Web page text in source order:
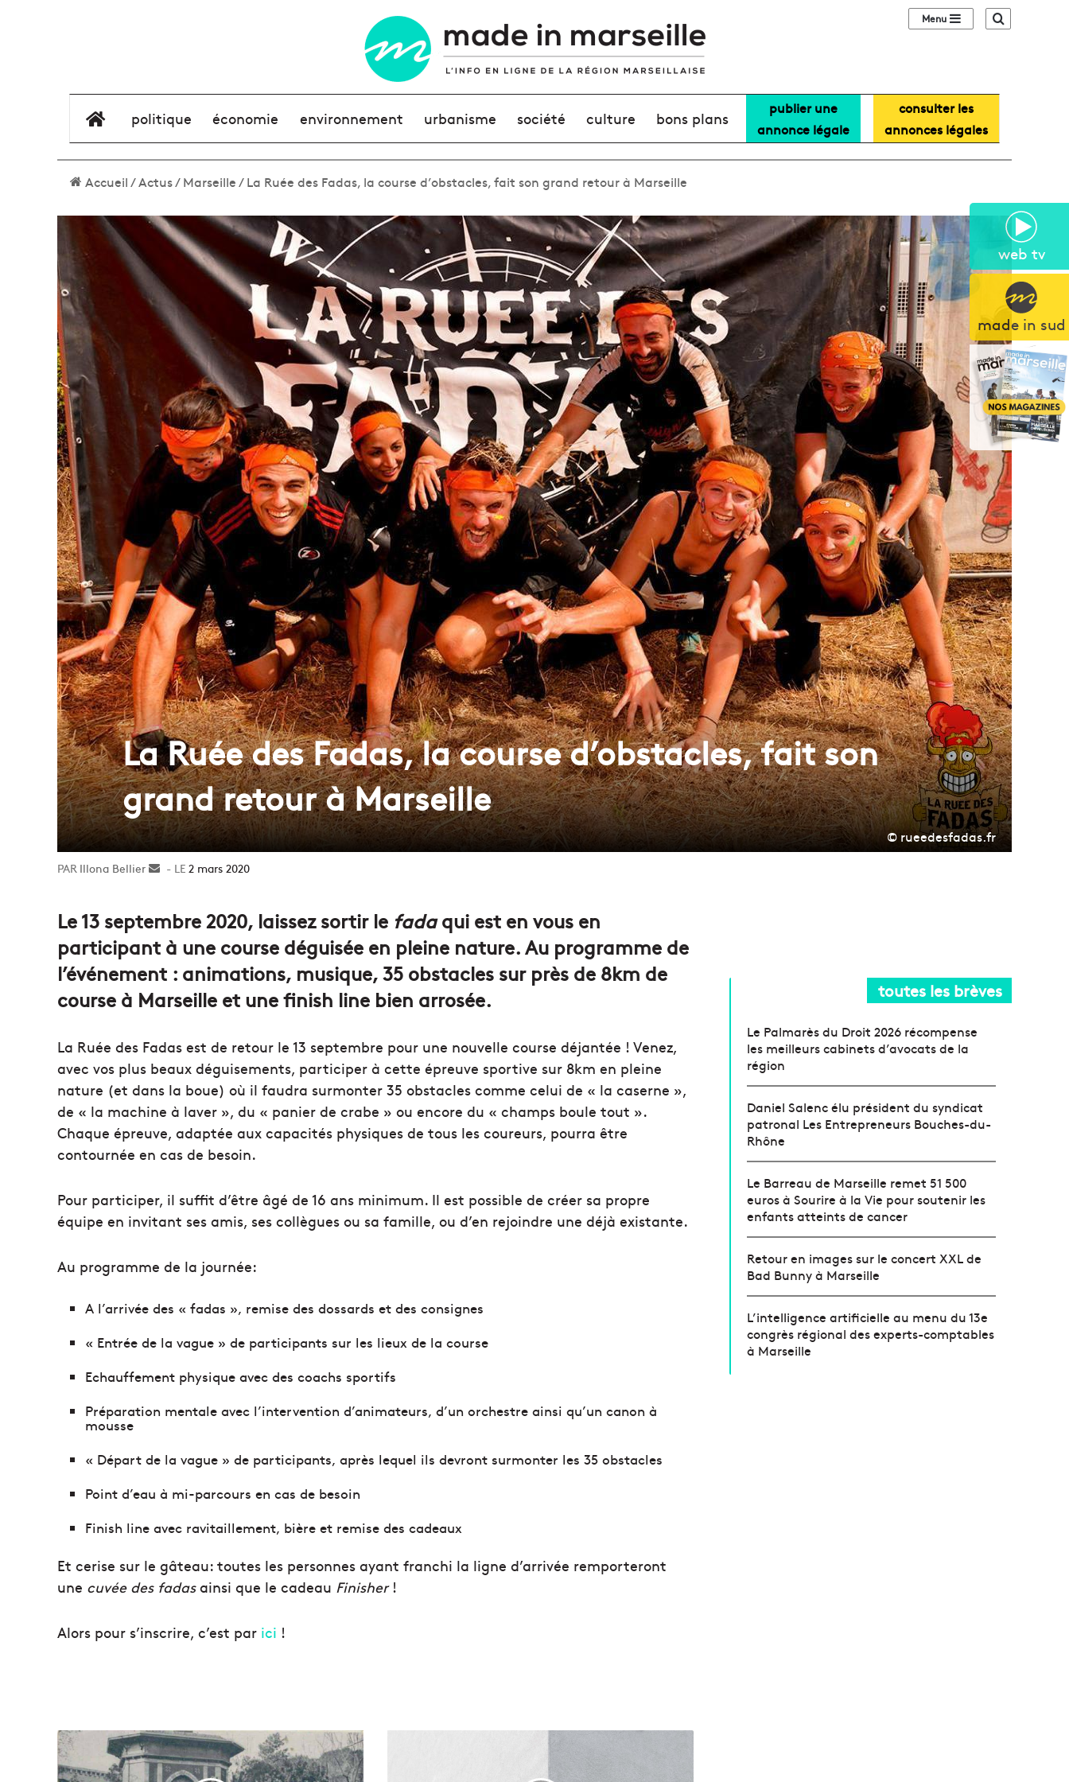
web tv
made in sud
Sidebar (barre
élément de menu
politique économie environnement urbanisme société culture bons plans
publier une
annonce légale
consulter les
annonces légales
Accueil/Actus/Marseille/La Ruée des Fadas, la course d’obstacles, fait son grand retour à Marseille
La Ruée des Fadas, la course d’obstacles, fait son
grand retour à Marseille
© rueedesfadas.fr
Illona Bellier
Envoyer2 mars 2020
Le 13 septembre 2020, laissez sortir le fadaqui est en vous en
participant à une course déguisée en pleine nature. Au programme de
l’événement : animations, musique, 35 obstacles sur près de 8km de
course à Marseille et une finish line bien arrosée.
La Ruée des Fadas est de retour le 13 septembre pour une nouvelle course déjantée ! Venez,
avec vos plus beaux déguisements, participer à cette épreuve sportive sur 8km en pleine
nature (et dans la boue) où il faudra surmonter 35 obstacles comme celui de « la caserne »,
de « la machine à laver », du « panier de crabe » ou encore du « champs boule tout ».
Chaque épreuve, adaptée aux capacités physiques de tous les coureurs, pourra être
contournée en cas de besoin.
Pour participer, il suffit d’être âgé de 16 ans minimum. Il est possible de créer sa propre
équipe en invitant ses amis, ses collègues ou sa famille, ou d’en rejoindre une déjà existante.
Au programme de la journée:
A l’arrivée des « fadas », remise des dossards et des consignes
« Entrée de la vague » de participants sur les lieux de la course
Echauffement physique avec des coachs sportifs
Préparation mentale avec l’intervention d’animateurs, d’un orchestre ainsi qu’un canon à
mousse
« Départ de la vague » de participants, après lequel ils devront surmonter les 35 obstacles
Point d’eau à mi-parcours en cas de besoin
Finish line avec ravitaillement, bière et remise des cadeaux
Et cerise sur le gâteau: toutes les personnes ayant franchi la ligne d’arrivée remporteront
une cuvée des fadasainsi que le cadeau Finisher!
Alors pour s’inscrire, c’est par ici !
D
e
s
toutes les brèves
Le Palmarès du Droit 2026 récompense
les meilleurs cabinets d’avocats de la
région
Daniel Salenc élu président du syndicat
patronal Les Entrepreneurs Bouches-du-
Rhône
Le Barreau de Marseille remet 51 500
euros à Sourire à la Vie pour soutenir les
enfants atteints de cancer
Retour en images sur le concert XXL de
Bad Bunny à Marseille
L’intelligence artificielle au menu du 13e
congrès régional des experts-comptables
à Marseille